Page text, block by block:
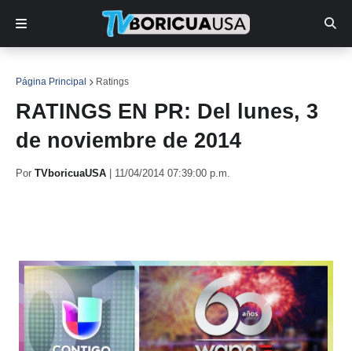
Página Principal Ratings
RATINGS EN PR: Del lunes, 3
de noviembre de 2014
Por TVboricuaUSA 11/04/2014 07:39:00 p.m.